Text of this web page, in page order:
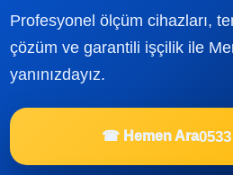
Profesyonel ölçüm cihazları,
çözüm ve garantili işçilik ile
yanınızdayız.
☎ Hemen Ara